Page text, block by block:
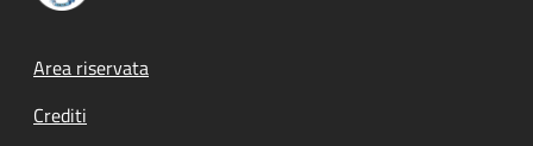
Footer menu
Area riservata
Crediti